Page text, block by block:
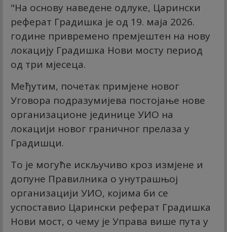
"На основу наведене одлуке, Царински
реферат Градишка је од 19. маја 2026.
године привремено премјештен на нову
локацију Градишка Нови мосту период
од три мјесеца.
Међутим, почетак примјене новог
Уговора подразумијева постојање нове
организационе јединице УИО на
локацији новог граничног прелаза у
Градишци.
То је могуће искључиво кроз измјене и
допуне Правилника о унутрашњој
организацији УИО, којима би се
успоставио Царински реферат Градишка
Нови мост, о чему је Управа више пута у